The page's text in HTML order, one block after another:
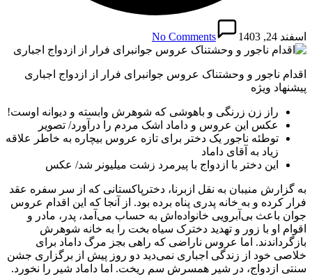
اسفند 24, 1403 No Comments
اقدام ناجور و وحشتناک عروس جوانبرای فرار از ازدواج اجباری
پیشنهاد ویژه
راز زن زرنگی و باهوشی که شوهرش وابسته و دیوانه اوست!
عکس این عروس و داماد اشک مردم را درآورد/ تصویر
توطئه ناجور یک دختر برای تازه عروس بیچاره به خاطر علاقه
زیاد به آقای داماد
این دختر با ازدواج با پیرمرد زشت میلیونر شد/ عکس
به گزارش منیبان به نقل ازبرنا، دخترپاکستانی که از سر سفره عقد
فرار کرده و به خانه پدری پناه برده بود. از آنجا که این اقدام عروس
جوان باعث بی‌آبرویی خانواده‌اش به حساب می‌آمد، پدر، مادر و
اقوام او با زور و تهدید دخترک سیاه بخت را به خانه شوهرش
بازگرداندند. اما عروس ناراضی که راهی بجز مرگ داماد برای
خلاصی خود از زندگی اجباری نمی‌دید دو روز پیش از برگزاری جشن
سنتی ازدواج، در شیر همسرش سم ریخت. اما داماد شیر را نخورد.